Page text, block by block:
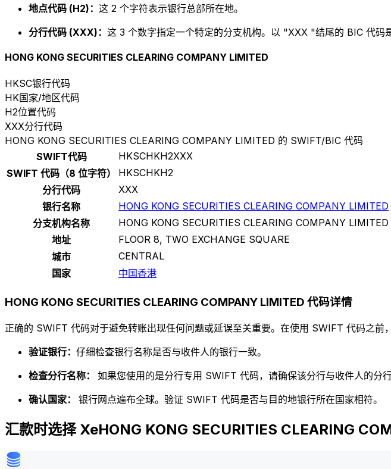
地点代码 (H2)： 这 2 个字符表示银行总部所在地。
分行代码 (XXX)： 这 3 个数字指定一个特定的分支机构。以 "XXX "结尾的 BIC 代码
HONG KONG SECURITIES CLEARING COMPANY LIMITED
HKSC银行代码
HK国家/地区代码
H2位置代码
XXX分行代码
HONG KONG SECURITIES CLEARING COMPANY LIMITED 的 SWIFT/BIC 代码
SWIFT代码
HKSCHKH2XXX
SWIFT 代码（8 位字符）
HKSCHKH2
分行代码
XXX
银行名称
HONG KONG SECURITIES CLEARING COMPANY LIMITED
分支机构名称
HONG KONG SECURITIES CLEARING COMPANY LIMITED
地址
FLOOR 8, TWO EXCHANGE SQUARE
城市
CENTRAL
国家
中国香港
HONG KONG SECURITIES CLEARING COMPANY LIMITED 代码详情
正确的 SWIFT 代码对于避免转账出现任何问题或延误至关重要。在使用 SWIFT 代码之前
验证银行： 仔细检查银行名称是否与收件人的银行一致。
检查分行名称： 如果您使用的是分行专用 SWIFT 代码，请确保该分行与收件人的分行
确认国家： 银行网点遍布全球。验证 SWIFT 代码是否与目的地银行所在国家相符。
汇款时选择 XeHONG KONG SECURITIES CLEARING